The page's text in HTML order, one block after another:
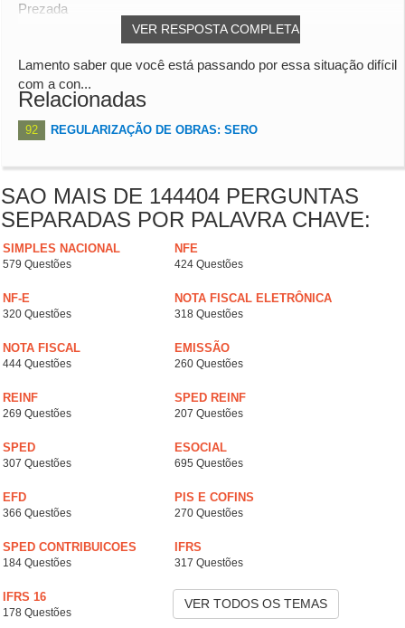
VER RESPOSTA COMPLETA
Prezada
Lamento saber que você está passando por essa situação difícil
com a con...
Relacionadas
92 REGULARIZAÇÃO DE OBRAS: SERO
SAO MAIS DE 144404 PERGUNTAS
SEPARADAS POR PALAVRA CHAVE:
SIMPLES NACIONAL
579 Questões
NFE
424 Questões
NF-E
320 Questões
NOTA FISCAL ELETRÔNICA
318 Questões
NOTA FISCAL
444 Questões
EMISSÃO
260 Questões
REINF
269 Questões
SPED REINF
207 Questões
SPED
307 Questões
ESOCIAL
695 Questões
EFD
366 Questões
PIS E COFINS
270 Questões
SPED CONTRIBUICOES
184 Questões
IFRS
317 Questões
IFRS 16
178 Questões
VER TODOS OS TEMAS